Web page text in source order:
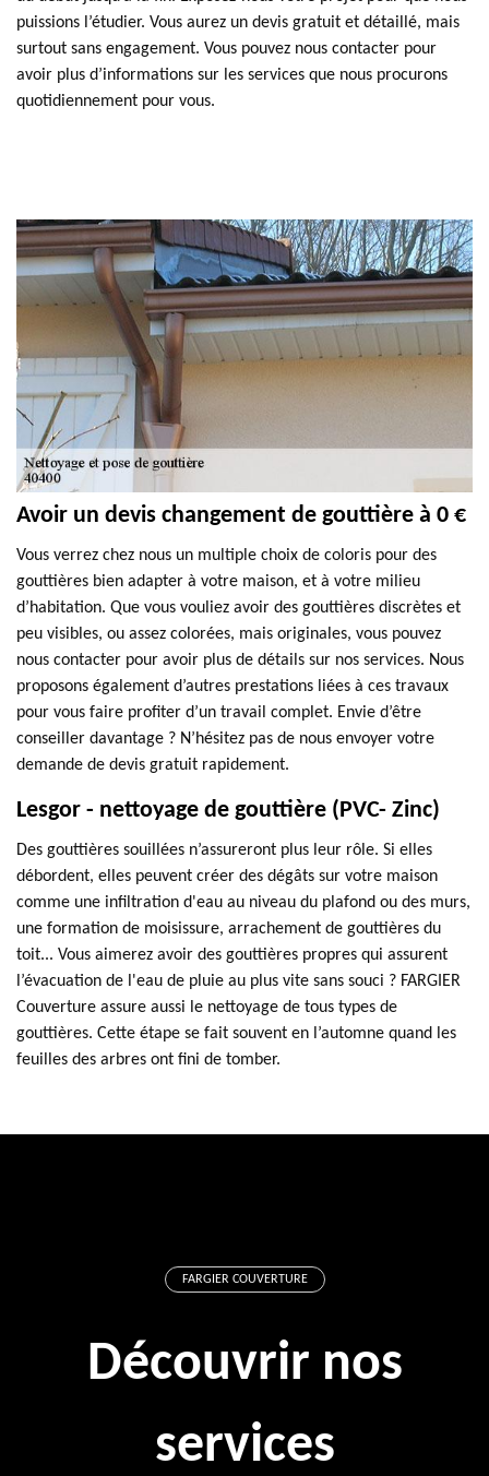
puissions l’étudier. Vous aurez un devis gratuit et détaillé, mais
surtout sans engagement. Vous pouvez nous contacter pour
avoir plus d’informations sur les services que nous procurons
quotidiennement pour vous.
Avoir un devis changement de gouttière à 0 €
Vous verrez chez nous un multiple choix de coloris pour des
gouttières bien adapter à votre maison, et à votre milieu
d’habitation. Que vous vouliez avoir des gouttières discrètes et
peu visibles, ou assez colorées, mais originales, vous pouvez
nous contacter pour avoir plus de détails sur nos services. Nous
proposons également d’autres prestations liées à ces travaux
pour vous faire profiter d’un travail complet. Envie d’être
conseiller davantage ? N’hésitez pas de nous envoyer votre
demande de devis gratuit rapidement.
Lesgor - nettoyage de gouttière (PVC- Zinc)
Des gouttières souillées n’assureront plus leur rôle. Si elles
débordent, elles peuvent créer des dégâts sur votre maison
comme une infiltration d'eau au niveau du plafond ou des murs,
une formation de moisissure, arrachement de gouttières du
toit... Vous aimerez avoir des gouttières propres qui assurent
l’évacuation de l'eau de pluie au plus vite sans souci ? FARGIER
Couverture assure aussi le nettoyage de tous types de
gouttières. Cette étape se fait souvent en l’automne quand les
feuilles des arbres ont fini de tomber.
FARGIER COUVERTURE
Découvrir nos
services